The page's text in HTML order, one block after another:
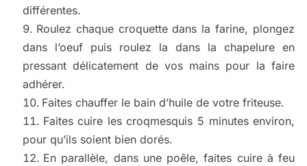
différentes.
Roulez chaque croquette dans la farine, plongez
dans l’oeuf puis roulez la dans la chapelure en
pressant délicatement de vos mains pour la faire
adhérer.
Faites chauffer le bain d’huile de votre friteuse.
Faites cuire les croqmesquis 5 minutes environ,
pour qu’ils soient bien dorés.
En parallèle, dans une poêle, faites cuire à feu